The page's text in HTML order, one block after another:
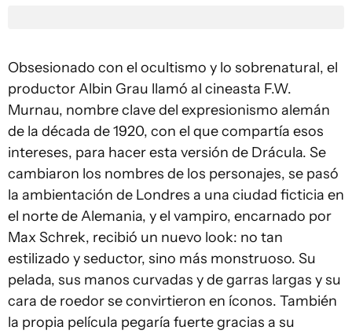
Obsesionado con el ocultismo y lo sobrenatural, el
productor Albin Grau llamó al cineasta F.W.
Murnau, nombre clave del expresionismo alemán
de la década de 1920, con el que compartía esos
intereses, para hacer esta versión de Drácula. Se
cambiaron los nombres de los personajes, se pasó
la ambientación de Londres a una ciudad ficticia en
el norte de Alemania, y el vampiro, encarnado por
Max Schrek, recibió un nuevo look: no tan
estilizado y seductor, sino más monstruoso. Su
pelada, sus manos curvadas y de garras largas y su
cara de roedor se convirtieron en íconos. También
la propia película pegaría fuerte gracias a su